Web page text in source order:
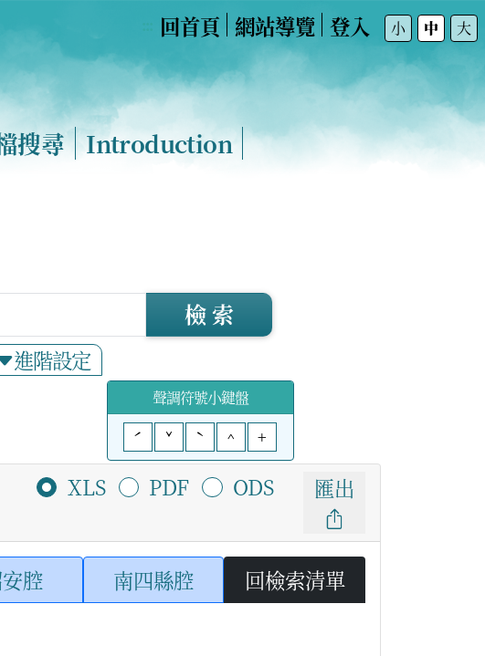
回首頁 網站導覽 登入 小 中 大
搜尋 Introduction
進階設定
檢 索
聲調符號小鍵盤
ˊ
ˇ ˋ ^ +
XLS PDF ODS 匯出
腔 南四縣腔 回檢索清單